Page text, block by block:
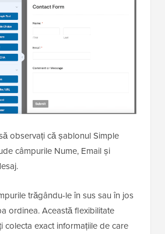
observați că șablonul Simple
câmpurile Nume, Email și
trăgându-le în sus sau în jos
ordinea. Această flexibilitate
colecta exact informațiile de care